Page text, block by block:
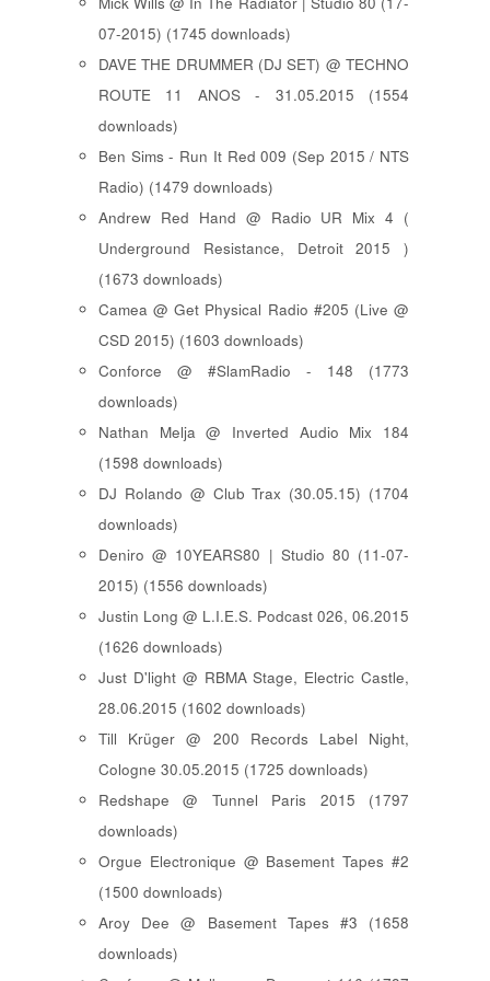
07-2015) (1745 downloads)
DAVE THE DRUMMER (DJ SET) @ TECHNO
ROUTE 11 ANOS - 31.05.2015 (1554
downloads)
Ben Sims - Run It Red 009 (Sep 2015 / NTS
Radio) (1479 downloads)
Andrew Red Hand @ Radio UR Mix 4 (
Underground Resistance, Detroit 2015 )
(1673 downloads)
Camea @ Get Physical Radio #205 (Live @
CSD 2015) (1603 downloads)
Conforce @ #SlamRadio - 148 (1773
downloads)
Nathan Melja @ Inverted Audio Mix 184
(1598 downloads)
DJ Rolando @ Club Trax (30.05.15) (1704
downloads)
Deniro @ 10YEARS80 | Studio 80 (11-07-
2015) (1556 downloads)
Justin Long @ L.I.E.S. Podcast 026, 06.2015
(1626 downloads)
Just D'light @ RBMA Stage, Electric Castle,
28.06.2015 (1602 downloads)
Till Krüger @ 200 Records Label Night,
Cologne 30.05.2015 (1725 downloads)
Redshape @ Tunnel Paris 2015 (1797
downloads)
Orgue Electronique @ Basement Tapes #2
(1500 downloads)
Aroy Dee @ Basement Tapes #3 (1658
downloads)